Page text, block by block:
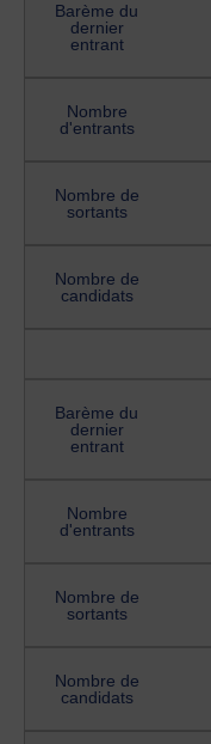
Barème du
dernier
entrant
Nombre
d'entrants
Nombre de
sortants
Nombre de
candidats
Barème du
dernier
entrant
Nombre
d'entrants
Nombre de
sortants
Nombre de
candidats